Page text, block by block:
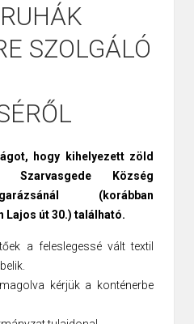
SZOLGÁLÓ
hogy kihelyezett zöld
Község
(korábban
út 30.) található.
a feleslegessé vált textil
kérjük a konténerbe